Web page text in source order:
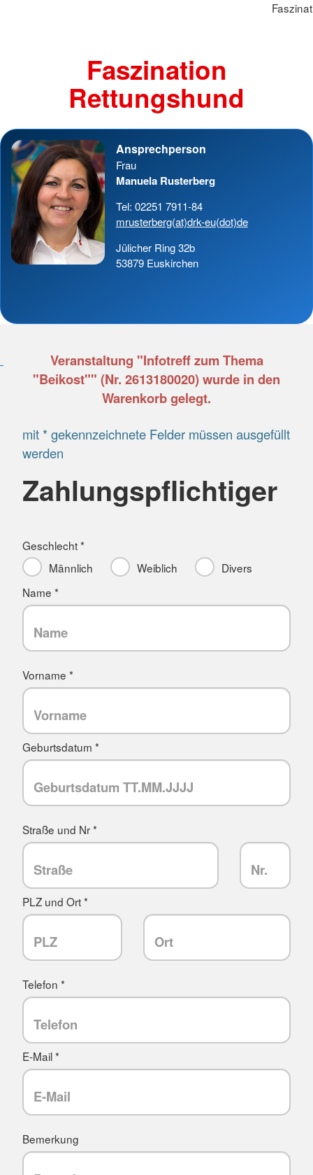
Faszination
Rettungshund
Ansprechperson
Frau
Manuela Rusterberg
Tel: 02251 7911-84
mrusterberg(at)drk-eu(dot)de
Jülicher Ring 32b
53879 Euskirchen
Veranstaltung "Infotreff zum Thema
"Beikost"" (Nr. 2613180020) wurde in den
Warenkorb gelegt.
mit * gekennzeichnete Felder müssen ausgefüllt
werden
Zahlungspflichtiger
Geschlecht *
Männlich
Weiblich
Divers
Name *
Vorname *
Geburtsdatum *
Straße und Nr *
PLZ und Ort *
Telefon *
E-Mail *
Bemerkung